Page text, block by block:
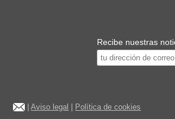
Recibe nuestras
|Aviso legal Política de cookies